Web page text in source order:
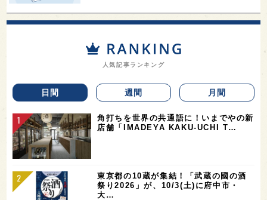
人気記事ランキング
日間 週間 月間
角打ちを世界の共通語に！いまでやの新
店舗「IMADEYA KAKU-UCHI T…
東京都の10蔵が集結！「武蔵の國の酒
祭り2026」が、10/3(土)に府中市・
大…